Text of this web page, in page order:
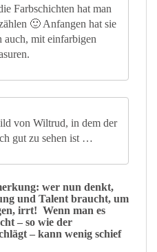
Farbschichten hat man
🙂 Anfangen hat sie
auch, mit einfarbigen
von Wiltrud, in dem der
gut zu sehen ist …
wer nun denkt,
und Talent braucht, um
irrt! Wenn man es
– so wie der
– kann wenig schief